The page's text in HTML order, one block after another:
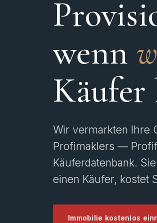
wenn
Käufer
Wir vermarkten Ihre
Profimaklers —
Käuferdatenbank.
einen Käufer, kostet
Immobilie kostenlos